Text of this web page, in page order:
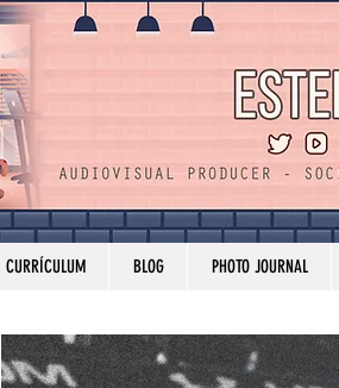
CURRÍCULUM BLOG PHOTO JOURNAL